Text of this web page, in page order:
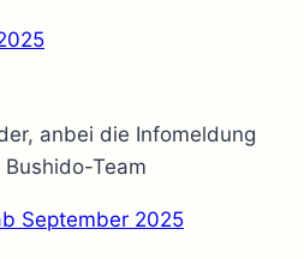
anbei die Infomeldung
Team
September 2025